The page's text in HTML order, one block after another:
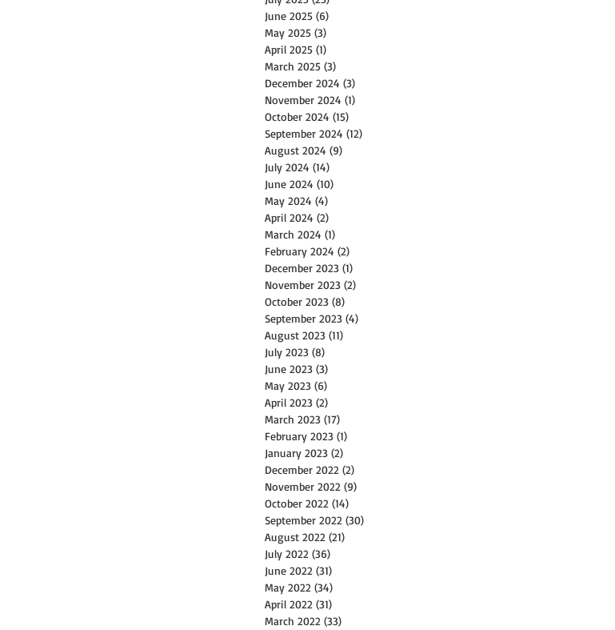
June 2025 (6)
May 2025 (3)
April 2025 (1)
March 2025 (3)
December 2024 (3)
November 2024 (1)
October 2024 (15)
September 2024 (12)
August 2024 (9)
July 2024 (14)
June 2024 (10)
May 2024 (4)
April 2024 (2)
March 2024 (1)
February 2024 (2)
December 2023 (1)
November 2023 (2)
October 2023 (8)
September 2023 (4)
August 2023 (11)
July 2023 (8)
June 2023 (3)
May 2023 (6)
April 2023 (2)
March 2023 (17)
February 2023 (1)
January 2023 (2)
December 2022 (2)
November 2022 (9)
October 2022 (14)
September 2022 (30)
August 2022 (21)
July 2022 (36)
June 2022 (31)
May 2022 (34)
April 2022 (31)
March 2022 (33)